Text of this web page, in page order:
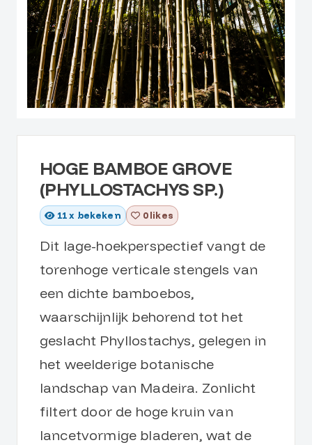
HOGE BAMBOE GROVE
(PHYLLOSTACHYS SP.)
11x bekeken 0 likes
Dit lage-hoekperspectief vangt de
torenhoge verticale stengels van
een dichte bamboebos,
waarschijnlijk behorend tot het
geslacht Phyllostachys, gelegen in
het weelderige botanische
landschap van Madeira. Zonlicht
filtert door de hoge kruin van
lancetvormige bladeren, wat de